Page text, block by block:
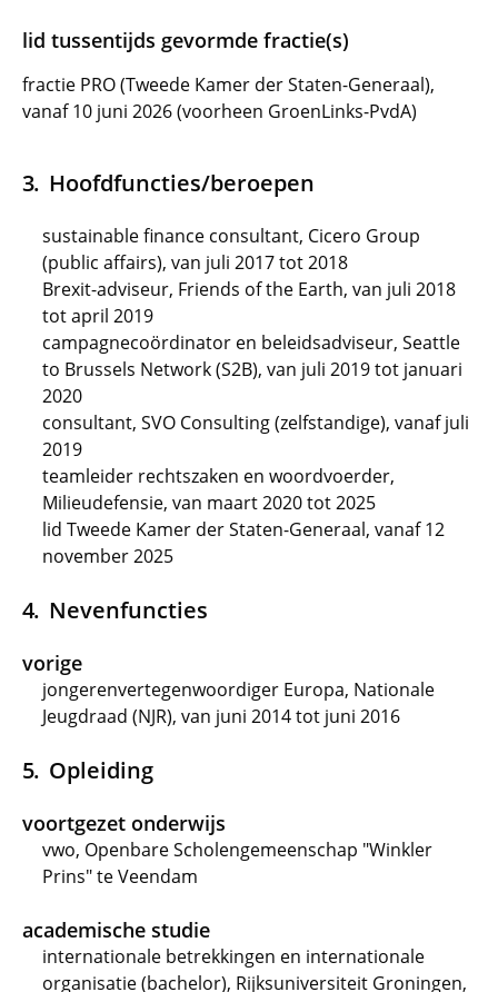
lid tussentijds gevormde fractie(s)
fractie PRO (Tweede Kamer der Staten-Generaal),
vanaf 10 juni 2026 (voorheen GroenLinks-PvdA)
Hoofdfuncties/beroepen
sustainable finance consultant, Cicero Group
(public affairs), van juli 2017 tot 2018
Brexit-adviseur, Friends of the Earth, van juli 2018
tot april 2019
campagnecoördinator en beleidsadviseur, Seattle
to Brussels Network (S2B), van juli 2019 tot januari
2020
consultant, SVO Consulting (zelfstandige), vanaf juli
2019
teamleider rechtszaken en woordvoerder,
Milieudefensie, van maart 2020 tot 2025
lid Tweede Kamer der Staten-Generaal, vanaf 12
november 2025
Nevenfuncties
vorige
jongerenvertegenwoordiger Europa, Nationale
Jeugdraad (NJR), van juni 2014 tot juni 2016
Opleiding
voortgezet onderwijs
vwo, Openbare Scholengemeenschap "Winkler
Prins" te Veendam
academische studie
internationale betrekkingen en internationale
organisatie (bachelor), Rijksuniversiteit Groningen,